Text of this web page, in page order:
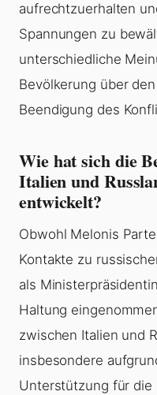
aufrechtzuerhalten
Spannungen zu
unterschiedliche
Bevölkerung über
Beendigung des
Wie hat sich die
Italien und
entwickelt?
Obwohl Melonis
Kontakte zu
als
Haltung
zwischen Italien und
insbesondere
Unterstützung für die